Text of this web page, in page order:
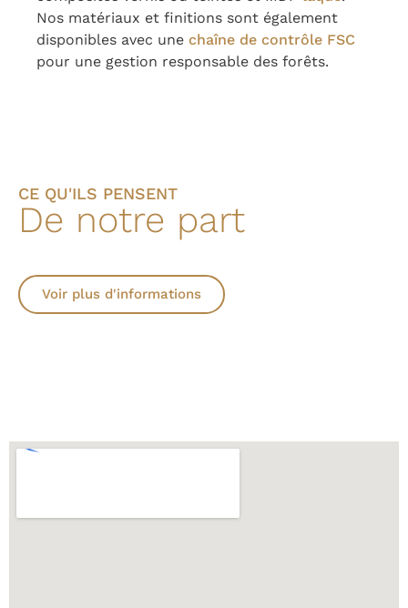
Nos matériaux et finitions sont également
disponibles avec une chaîne de contrôle FSC
pour une gestion responsable des forêts.
CE QU'ILS PENSENT
De notre part
Voir plus d'informations